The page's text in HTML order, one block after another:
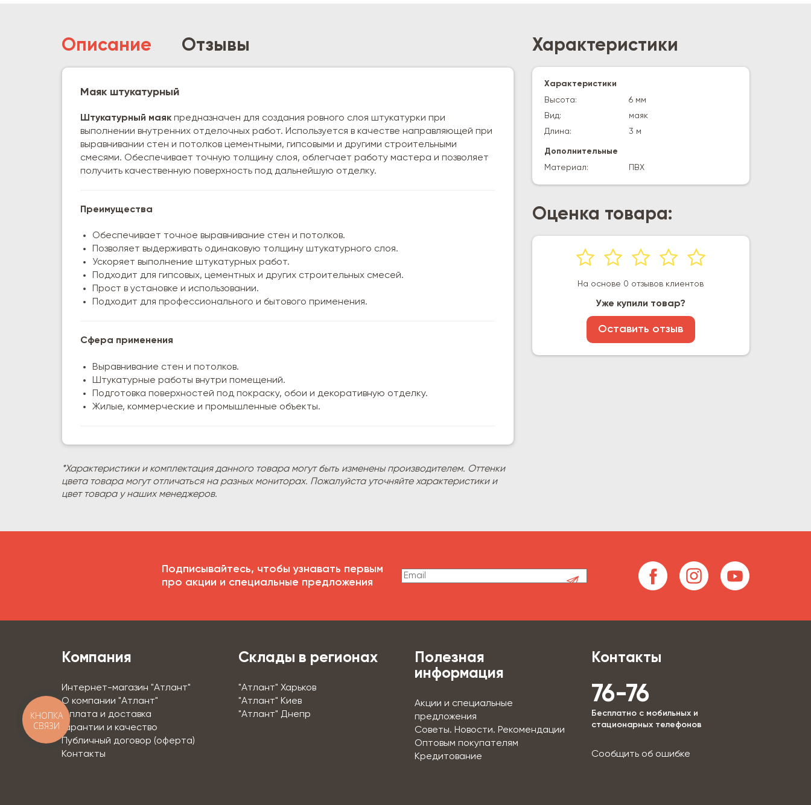
Описание Отзывы
Маяк штукатурный
Штукатурный маяк предназначен для создания ровного слоя штукатурки при
выполнении внутренних отделочных работ. Используется в качестве направляющей при
выравнивании стен и потолков цементными, гипсовыми и другими строительными
смесями. Обеспечивает точную толщину слоя, облегчает работу мастера и позволяет
получить качественную поверхность под дальнейшую отделку.
Преимущества
Обеспечивает точное выравнивание стен и потолков.
Позволяет выдерживать одинаковую толщину штукатурного слоя.
Ускоряет выполнение штукатурных работ.
Подходит для гипсовых, цементных и других строительных смесей.
Прост в установке и использовании.
Подходит для профессионального и бытового применения.
Сфера применения
Выравнивание стен и потолков.
Штукатурные работы внутри помещений.
Подготовка поверхностей под покраску, обои и декоративную отделку.
Жилые, коммерческие и промышленные объекты.
*Характеристики и комплектация данного товара могут быть изменены производителем. Оттенки
цвета товара могут отличаться на разных мониторах. Пожалуйста уточняйте характеристики и
цвет товара у наших менеджеров.
Характеристики
Характеристики
Высота:
6 мм
Вид:
маяк
Длина:
3 м
Дополнительные
Материал:
ПВХ
Оценка товара:
На основе 0 отзывов клиентов
Уже купили товар?
Оставить отзыв
Подписывайтесь, чтобы узнавать первым
про акции и специальные предложения
Компания
Интернет-магазин "Атлант"
О компании "Атлант"
Оплата и доставка
Гарантии и качество
Публичный договор (оферта)
Контакты
Склады в регионах
"Атлант" Харьков
"Атлант" Киев
"Атлант" Днепр
Полезная
информация
Акции и специальные
предложения
Советы. Новости. Рекомендации
Оптовым покупателям
Кредитование
Контакты
76-76
Бесплатно с мобильных и
стационарных телефонов
Сообщить об ошибке
КНОПКА
СВЯЗИ